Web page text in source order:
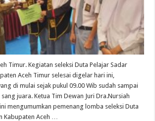
Timur. Kegiatan seleksi Duta Pelajar Sadar
Aceh Timur selesai digelar hari ini,
di mulai sejak pukul 09.00 Wib sudah sampai
juara. Ketua Tim Dewan Juri Dra.Nursiah
mengumumkan pemenang lomba seleksi Duta
Kabupaten Aceh …